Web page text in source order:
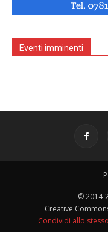
Eventi imminenti
© 2014-
Creative
Condividi allo